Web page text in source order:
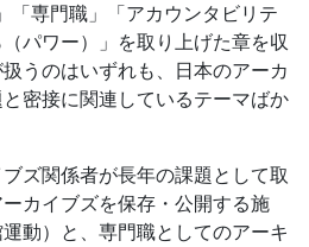
「専門職」「アカウンタビリテ
パワー）」を取り上げた章を収
うのはいずれも、日本のアーカ
密接に関連しているテーマばか
ズ関係者が長年の課題として取
カイブズを保存・公開する施
動）と、専門職としてのアーキ